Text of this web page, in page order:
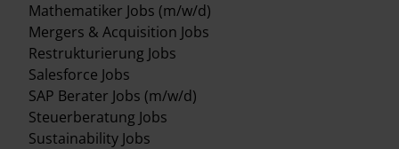
Mathematiker Jobs (m/w/d)
Mergers & Acquisition Jobs
Restrukturierung Jobs
Salesforce Jobs
SAP Berater Jobs (m/w/d)
Steuerberatung Jobs
Sustainability Jobs